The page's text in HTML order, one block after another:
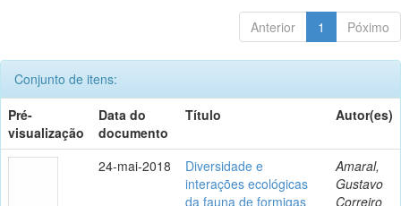
Anterior 1 Póximo
Conjunto de itens:
Pré-
visualização
Data do
documento
Título Autor(es)
24-mai-2018
Diversidade e
interações ecológicas
da fauna de formigas
Amaral,
Gustavo
Correiro